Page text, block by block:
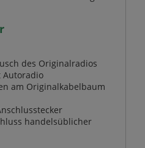
des Originalradios
Autoradio
am Originalkabelbaum
handelsüblicher